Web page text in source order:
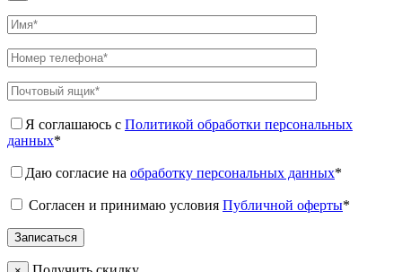
Я соглашаюсь с Политикой обработки персональных
данных*
Даю согласие на обработку персональных данных*
Согласен и принимаю условия Публичной оферты*